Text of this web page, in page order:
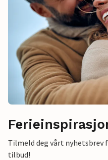
Tilmeld deg vårt nyhetsbrev
tilbud!